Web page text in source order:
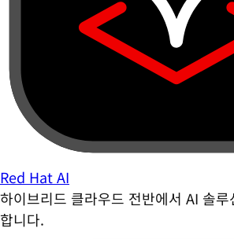
Red Hat AI
하이브리드 클라우드 전반에서 AI 솔
합니다.